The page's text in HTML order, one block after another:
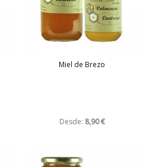
Miel de Brezo
Desde: 8,90 €